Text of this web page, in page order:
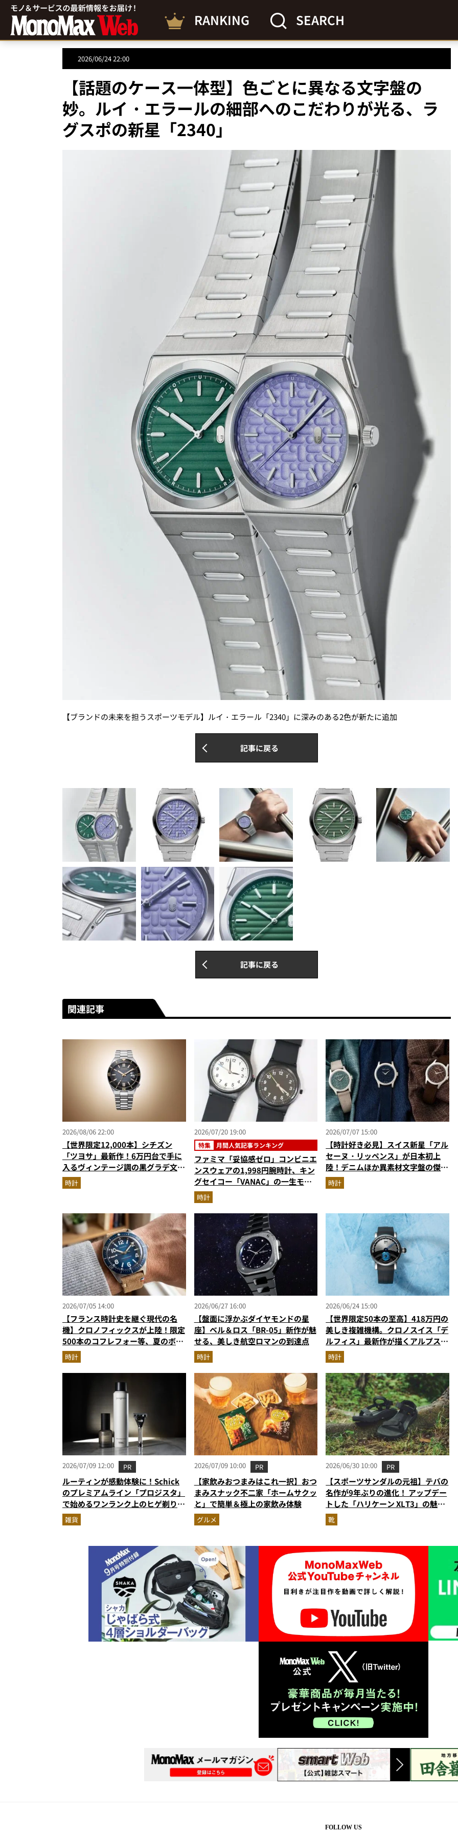
RANKING SEARCH
2026/06/24 22:00
【話題のケース一体型】色ごとに異なる文字盤の
妙。ルイ・エラールの細部へのこだわりが光る、ラ
グスポの新星「2340」
【ブランドの未来を担うスポーツモデル】ルイ・エラール「2340」に深みのある2色が新たに追加
記事に戻る
記事に戻る
関連記事
2026/08/06 22:00
【世界限定12,000本】シチズン
「ツヨサ」最新作！6万円台で手に
入るヴィンテージ調の黒グラデ文字
盤が男心をくすぐる
時計
2026/07/20 19:00
特集 月間人気記事ランキング
ファミマ「妥協感ゼロ」コンビニエ
ンスウェアの1,998円腕時計、キン
グセイコー「VANAC」の一生モ
ノ…ほか【時計の人気記事ランキン
グベスト3】（2026年6月版）
時計
2026/07/07 15:00
【時計好き必見】スイス新星「アル
セーヌ・リッペンス」が日本初上
陸！デニムほか異素材文字盤の傑作
を解説
時計
2026/07/05 14:00
【フランス時計史を継ぐ現代の名
機】クロノフィックスが上陸！限定
500本のコフレフォー等、夏のボー
ナスで狙う新作
時計
2026/06/27 16:00
【盤面に浮かぶダイヤモンドの星
座】ベル＆ロス「BR-05」新作が魅
せる、美しき航空ロマンの到達点
時計
2026/06/24 15:00
【世界限定50本の至高】418万円の
美しき複雑機構。クロノスイス「デ
ルフィス」最新作が描くアルプスの
氷河
時計
2026/07/09 12:00 PR
ルーティンが感動体験に！Schick
のプレミアムライン「プロジスタ」
で始めるワンランク上のヒゲ剃り習
慣
雑貨
2026/07/09 10:00 PR
【家飲みおつまみはこれ一択】おつ
まみスナック不二家「ホームサクッ
と」で簡単＆極上の家飲み体験
グルメ
2026/06/30 10:00 PR
【スポーツサンダルの元祖】テバの
名作が9年ぶりの進化！ アップデー
トした「ハリケーン XLT3」の魅力
を識者があらゆる角度から徹底解
説！
靴
FOLLOW US